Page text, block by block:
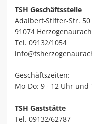
TSH Geschäftsstelle
Adalbert-Stifter-Str. 50
91074 Herzogenaurach
Tel. 09132/1054
Geschäftszeiten:
Mo-Do: 9 - 12 Uhr und
TSH Gaststätte
Tel. 09132/62787